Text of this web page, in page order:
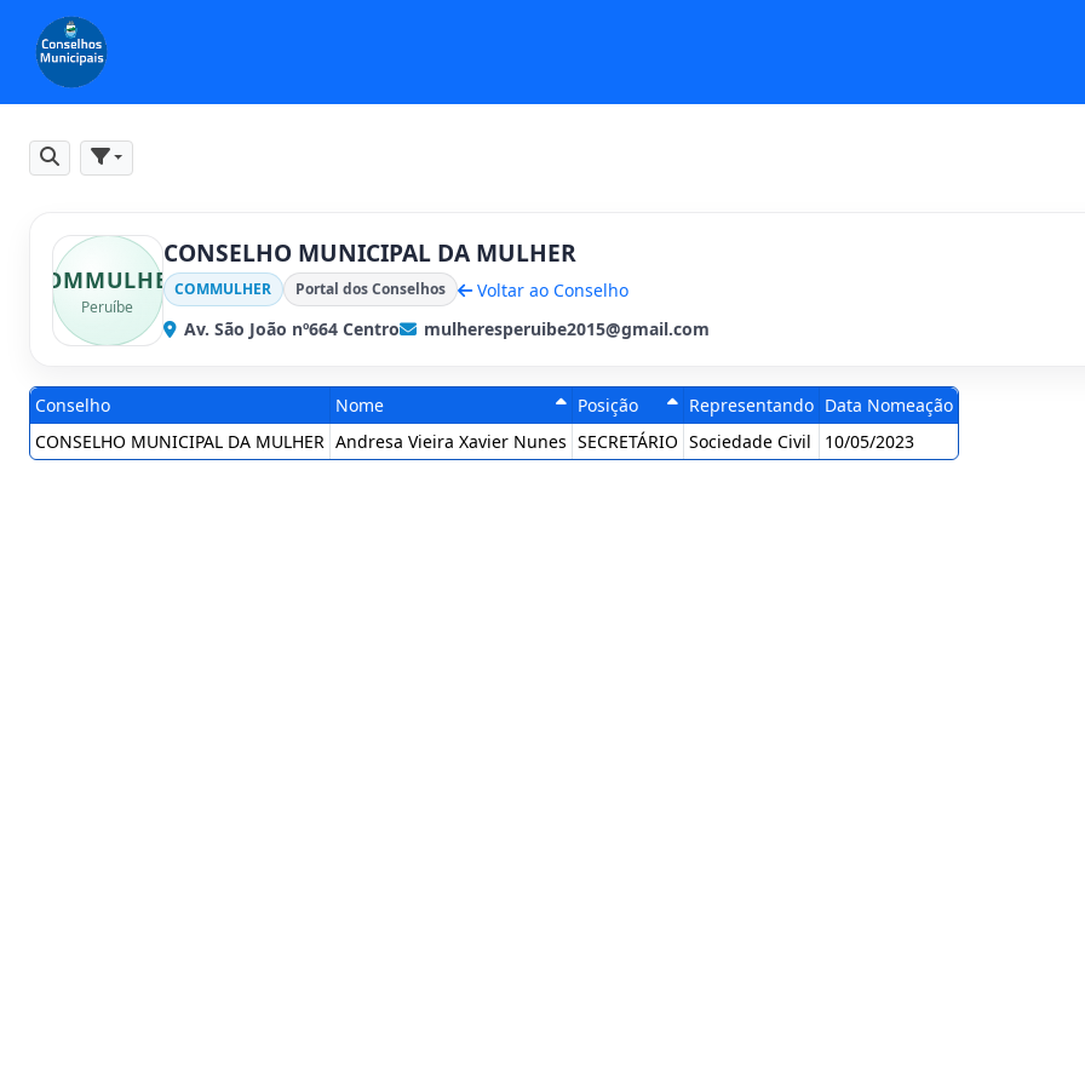
Pesquisar
Filtros
COMMULHER
Peruíbe
CONSELHO MUNICIPAL DA MULHER
COMMULHER Portal dos Conselhos
Voltar ao Conselho
Av. São João nº664 Centro
mulheresperuibe2015@gmail.com
Conselho Nome Crescente
Posição Crescente
Representando Data Nomeação
CONSELHO MUNICIPAL DA MULHER Andresa Vieira Xavier Nunes SECRETÁRIO Sociedade Civil 10/05/2023